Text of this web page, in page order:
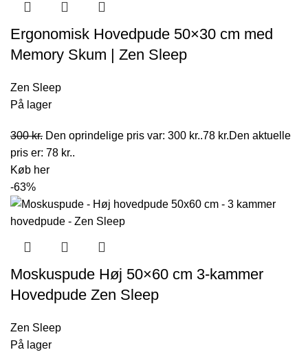
Ergonomisk Hovedpude 50×30 cm med
Memory Skum | Zen Sleep
Zen Sleep
På lager
300kr. Den oprindelige pris var: 300 kr..78 kr.Den aktuelle
pris er: 78 kr..
Køb her
-63%
Moskuspude Høj 50×60 cm 3-kammer
Hovedpude Zen Sleep
Zen Sleep
På lager